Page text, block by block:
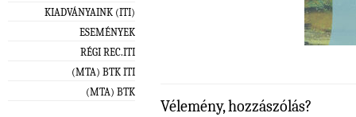
KIADVÁNYAINK (ITI)
ESEMÉNYEK
RÉGI REC.ITI
(MTA) BTK ITI
(MTA) BTK
Vélemény, hozzászólás?